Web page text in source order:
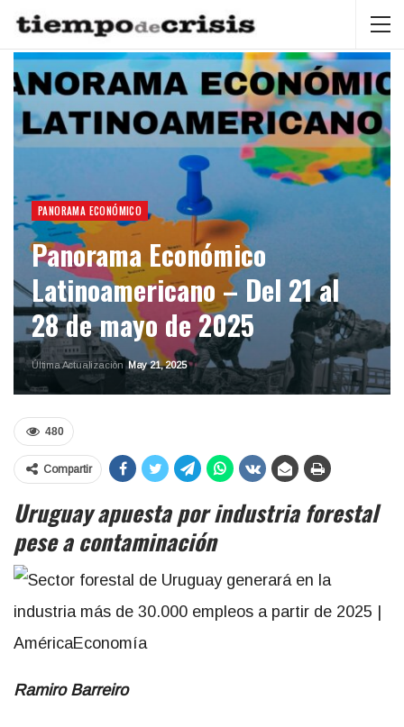
PANORAMA ECONÓMICO
Panorama Económico
Latinoamericano – Del 21 al
28 de mayo de 2025
Última ActualizaciónMay 21, 2025
480
Compartir
Uruguay apuesta por industria forestal
pese a contaminación
Ramiro Barreiro